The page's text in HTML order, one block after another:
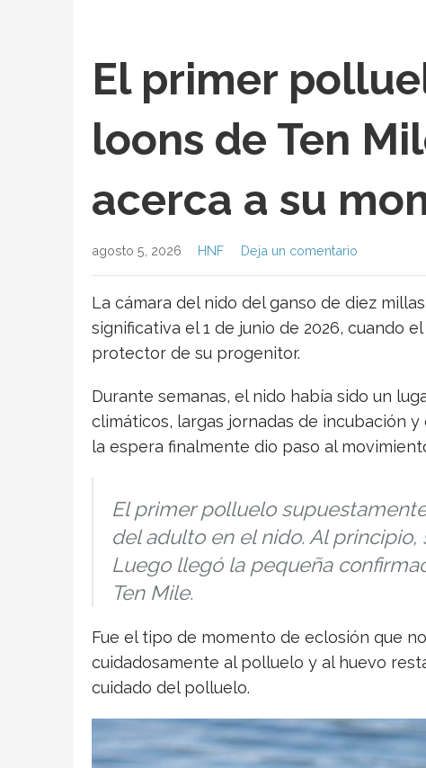
El primer
loons de Ten
acerca a su
agosto 5, 2026 HNF Deja un comentario
La cámara del nido del ganso de diez
significativa el 1 de junio de 2026, cuando
protector de su progenitor.
Durante semanas, el nido había sido un
climáticos, largas jornadas de incubación
la espera finalmente dio paso al
El primer polluelo
del adulto en el nido. Al
Luego llegó la pequeña
Ten Mile.
Fue el tipo de momento de eclosión que
cuidadosamente al polluelo y al huevo
cuidado del polluelo.